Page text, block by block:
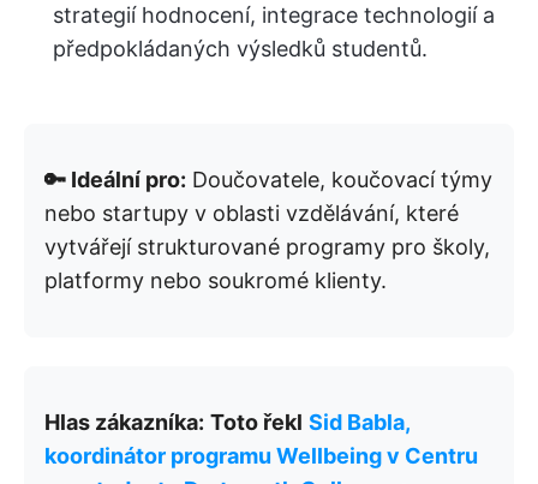
strategií hodnocení, integrace technologií a
předpokládaných výsledků studentů.
🔑 Ideální pro: Doučovatele, koučovací týmy
nebo startupy v oblasti vzdělávání, které
vytvářejí strukturované programy pro školy,
platformy nebo soukromé klienty.
Hlas zákazníka: Toto řekl Sid Babla,
koordinátor programu Wellbeing v Centru